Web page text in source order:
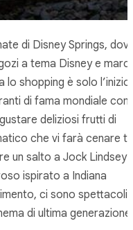
di Disney Springs,
a tema Disney e
shopping è solo l’inizio:
di fama mondiale
deliziosi frutti di
che vi farà cenare
un salto a Jock
ispirato a Indiana
ci sono spettacoli
di ultima generazione.